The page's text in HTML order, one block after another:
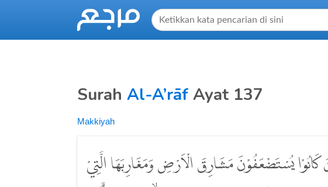
Surah Al-A’rāfAyat 137
Makkiyah
كَانُوْا يُسْتَضْعَفُوْنَ مَشَارِقَ الْاَرْضِ وَمَغَارِبَهَا الَّتِيْ